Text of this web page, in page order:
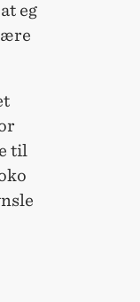
eg
ære
til